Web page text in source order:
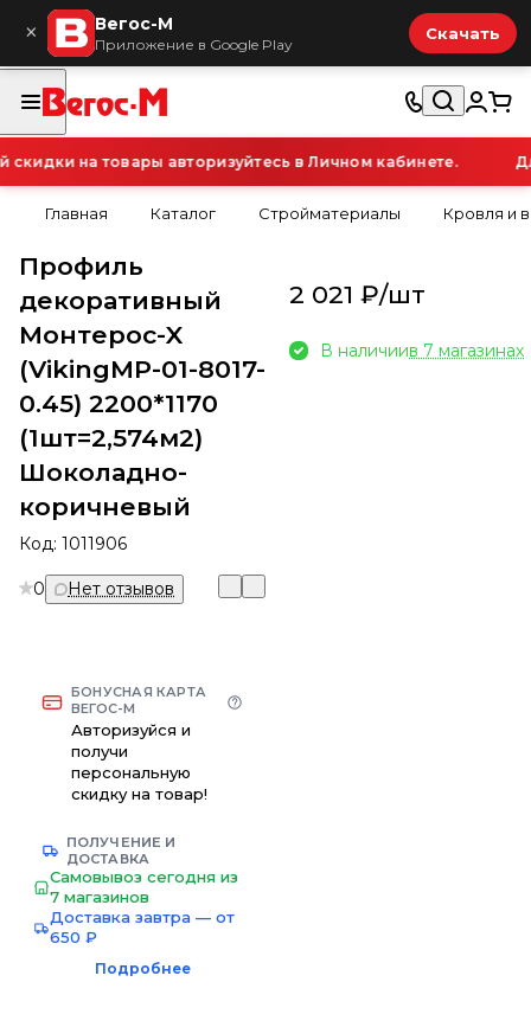
× Вегос-М
Приложение в Google Play
Скачать
на товары авторизуйтесь в Личном кабинете.
Главная Каталог Стройматериалы Кровля и
Профиль
декоративный
Монтерос-X
(VikingMP-01-8017-
0.45) 2200*1170
(1шт=2,574м2)
Шоколадно-
коричневый
Код: 1011906
0 Нет отзывов
БОНУСНАЯ КАРТА
ВЕГОС-М
Авторизуйся и
получи
персональную
скидку на товар!
ПОЛУЧЕНИЕ И
ДОСТАВКА
Самовывоз сегодня из
7 магазинов
Доставка завтра — от
650 ₽
Подробнее
2 021 ₽/шт
В наличиив 7 магазинах